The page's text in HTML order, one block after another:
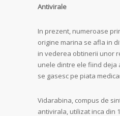
Antivirale
In prezent, numeroase
origine marina se afla in
in vederea obtinerii unor
unele dintre ele fiind deja
se gasesc pe piata
Vidarabina, compus de
antivirala, utilizat inca din